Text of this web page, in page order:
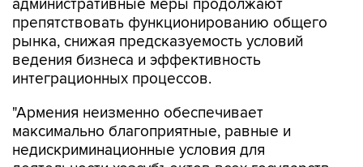
административные меры продолжают
препятствовать функционированию общего
рынка, снижая предсказуемость условий
ведения бизнеса и эффективность
интеграционных процессов.
"Армения неизменно обеспечивает
максимально благоприятные, равные и
недискриминационные условия для